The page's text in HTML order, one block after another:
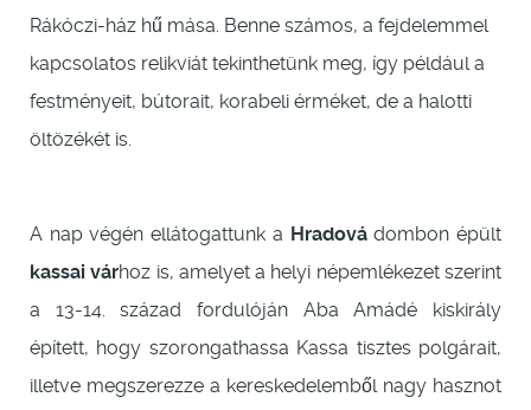
Rákóczi-ház hű mása. Benne számos, a fejdelemmel
kapcsolatos relikviát tekinthetünk meg, így például a
festményeit, bútorait, korabeli érméket, de a halotti
öltözékét is.
A nap végén ellátogattunk a Hradovádombon épült
kassai várhoz is, amelyet a helyi népemlékezet szerint
a 13-14. század fordulóján Aba Amádé kiskirály
épített, hogy szorongathassa Kassa tisztes polgárait,
illetve megszerezze a kereskedelemből nagy hasznot